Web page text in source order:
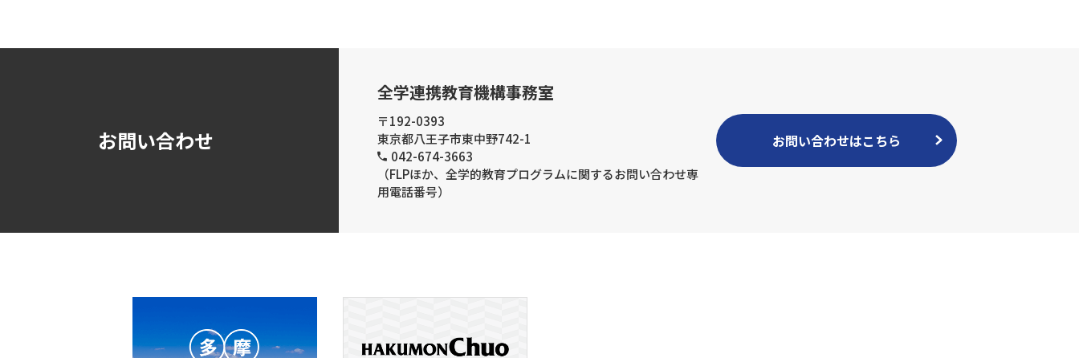
お問い合わせ
全学連携教育機構事務室
〒192-0393
東京都八王子市東中野742-1
042-674-3663
（FLPほか、全学的教育プログラムに関するお問い合わせ専
用電話番号）
お問い合わせはこちら